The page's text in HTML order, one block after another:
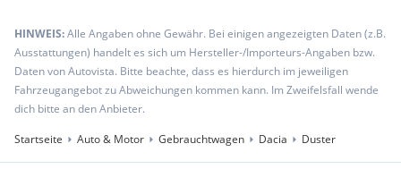
HINWEIS:Alle Angaben ohne Gewähr. Bei einigen angezeigten Daten (z.B.
Ausstattungen) handelt es sich um Hersteller-/Importeurs-Angaben bzw.
Daten von Autovista. Bitte beachte, dass es hierdurch im jeweiligen
Fahrzeugangebot zu Abweichungen kommen kann. Im Zweifelsfall wende
dich bitte an den Anbieter.
Startseite
Auto & Motor Gebrauchtwagen Dacia Duster